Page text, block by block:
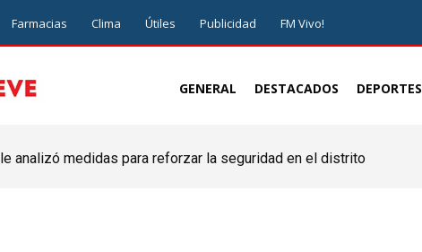
Farmacias Clima Útiles Publicidad FM Vivo!
GENERAL DESTACADOS DEPORTES
analizó medidas para reforzar la seguridad en el distrito